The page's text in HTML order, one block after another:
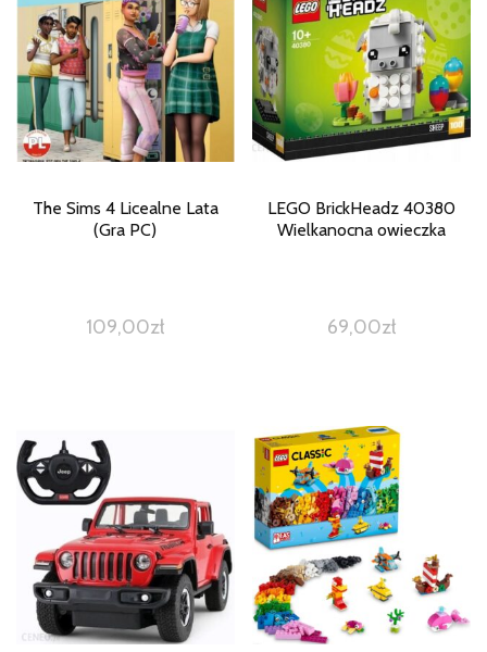
The Sims 4 Licealne Lata
(Gra PC)
109,00zł
LEGO BrickHeadz 40380
Wielkanocna owieczka
69,00zł